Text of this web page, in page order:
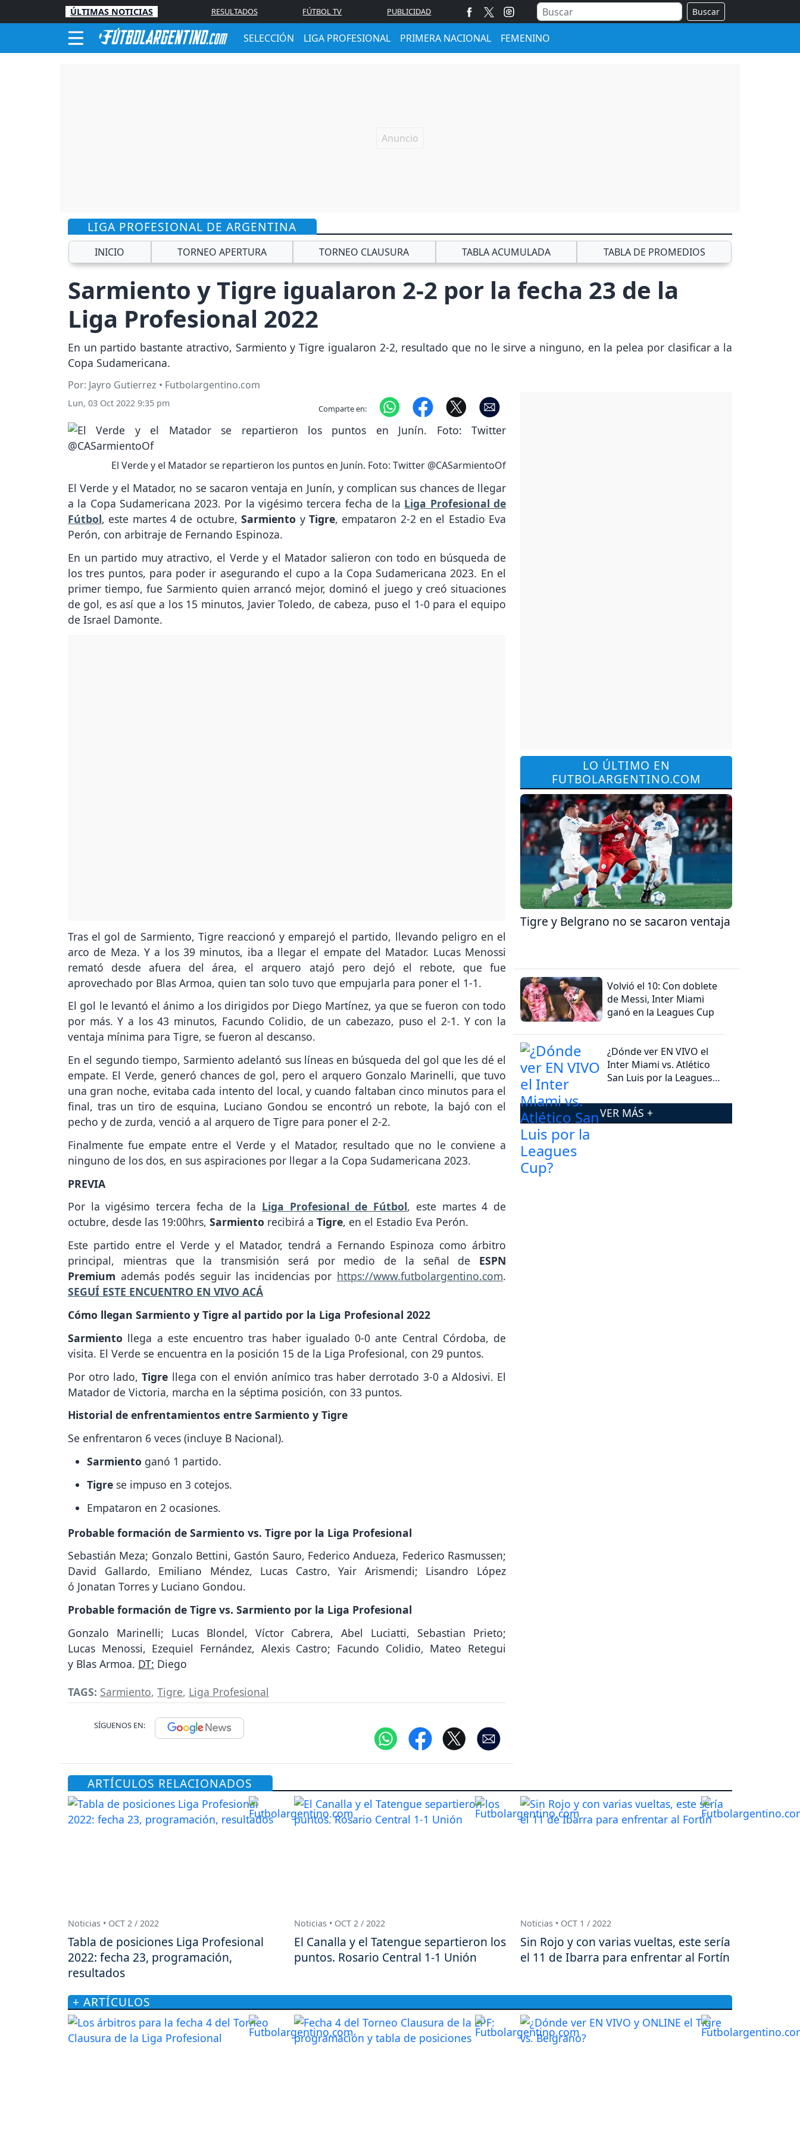
ÚLTIMAS NOTICIAS RESULTADOS FÚTBOL TV PUBLICIDAD Buscar
SELECCIÓN LIGA PROFESIONAL PRIMERA NACIONAL FEMENINO
LIGA PROFESIONAL DE ARGENTINA
INICIO TORNEO APERTURA TORNEO CLAUSURA TABLA ACUMULADA TABLA DE PROMEDIOS
Sarmiento y Tigre igualaron 2-2 por la fecha 23 de la
Liga Profesional 2022
En un partido bastante atractivo, Sarmiento y Tigre igualaron 2-2, resultado que no le sirve a ninguno, en la pelea por clasificar a la
Copa Sudamericana.
Por: Jayro Gutierrez • Futbolargentino.com
Lun, 03 Oct 2022 9:35 pm Comparte en:
El Verde y el Matador se repartieron los puntos en Junín. Foto: Twitter @CASarmientoOf
El Verde y el Matador, no se sacaron ventaja en Junín, y complican sus chances de llegar
a la Copa Sudamericana 2023. Por la vigésimo tercera fecha de la Liga Profesional de
Fútbol, este martes 4 de octubre,Sarmiento y Tigre, empataron 2-2 en el Estadio Eva
Perón, con arbitraje de Fernando Espinoza.
En un partido muy atractivo, el Verde y el Matador salieron con todo en búsqueda de
los tres puntos, para poder ir asegurando el cupo a la Copa Sudamericana 2023. En el
primer tiempo, fue Sarmiento quien arrancó mejor, dominó el juego y creó situaciones
de gol, es así que a los 15 minutos, Javier Toledo, de cabeza, puso el 1-0 para el equipo
de Israel Damonte.
Tras el gol de Sarmiento, Tigre reaccionó y emparejó el partido, llevando peligro en el
arco de Meza. Y a los 39 minutos, iba a llegar el empate del Matador. Lucas Menossi
remató desde afuera del área, el arquero atajó pero dejó el rebote, que fue
aprovechado por Blas Armoa, quien tan solo tuvo que empujarla para poner el 1-1.
El gol le levantó el ánimo a los dirigidos por Diego Martínez, ya que se fueron con todo
por más. Y a los 43 minutos, Facundo Colidio, de un cabezazo, puso el 2-1. Y con la
ventaja mínima para Tigre, se fueron al descanso.
En el segundo tiempo, Sarmiento adelantó sus líneas en búsqueda del gol que les dé el
empate. El Verde, generó chances de gol, pero el arquero Gonzalo Marinelli, que tuvo
una gran noche, evitaba cada intento del local, y cuando faltaban cinco minutos para el
final, tras un tiro de esquina, Luciano Gondou se encontró un rebote, la bajó con el
pecho y de zurda, venció a al arquero de Tigre para poner el 2-2.
Finalmente fue empate entre el Verde y el Matador, resultado que no le conviene a
ninguno de los dos, en sus aspiraciones por llegar a la Copa Sudamericana 2023.
PREVIA
Por la vigésimo tercera fecha de la Liga Profesional de Fútbol, este martes 4 de
octubre, desde las 19:00hrs, Sarmiento recibirá a Tigre, en el Estadio Eva Perón.
Este partido entre el Verde y el Matador, tendrá a Fernando Espinoza como árbitro
principal, mientras que la transmisión será por medio de la señal de ESPN
Premium además podés seguir las incidencias por https://www.futbolargentino.com.
SEGUÍ ESTE ENCUENTRO EN VIVO ACÁ
Cómo llegan Sarmiento y Tigre al partido por la Liga Profesional 2022
Sarmiento llega a este encuentro tras haber igualado 0-0 ante Central Córdoba, de
visita. El Verde se encuentra en la posición 15 de la Liga Profesional, con 29 puntos.
Por otro lado,Tigre llega con el envión anímico tras haber derrotado 3-0 a Aldosivi. El
Matador de Victoria, marcha en la séptima posición, con 33 puntos.
Historial de enfrentamientos entre Sarmiento y Tigre
Se enfrentaron 6 veces (incluye B Nacional).
Sarmiento ganó 1 partido.
Tigre se impuso en 3 cotejos.
Empataron en 2 ocasiones.
Probable formación de Sarmiento vs. Tigre por la Liga Profesional
Sebastián Meza; Gonzalo Bettini, Gastón Sauro, Federico Andueza, Federico Rasmussen;
David Gallardo, Emiliano Méndez, Lucas Castro, Yair Arismendi; Lisandro López
ó Jonatan Torres y Luciano Gondou.
Probable formación de Tigre vs. Sarmiento por la Liga Profesional
Gonzalo Marinelli; Lucas Blondel, Víctor Cabrera, Abel Luciatti, Sebastian Prieto;
Lucas Menossi, Ezequiel Fernández, Alexis Castro; Facundo Colidio, Mateo Retegui
y Blas Armoa. DT: Diego
TAGS: Sarmiento, Tigre, Liga Profesional
SÍGUENOS EN:
LO ÚLTIMO EN
FUTBOLARGENTINO.COM
Tigre y Belgrano no se sacaron ventaja
Volvió el 10: Con doblete
de Messi, Inter Miami
ganó en la Leagues Cup
¿Dónde ver EN VIVO el
Inter Miami vs. Atlético
San Luis por la Leagues
VER MÁS +
ARTÍCULOS RELACIONADOS
Noticias • OCT 2 / 2022
Tabla de posiciones Liga Profesional
2022: fecha 23, programación,
resultados
Noticias • OCT 2 / 2022
El Canalla y el Tatengue separtieron los
puntos. Rosario Central 1-1 Unión
Noticias • OCT 1 / 2022
Sin Rojo y con varias vueltas, este sería
el 11 de Ibarra para enfrentar al Fortín
+ ARTÍCULOS